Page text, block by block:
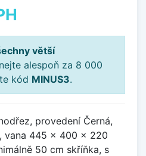
větší
alespoň za 8 000
kód MINUS3.
provedení Černá,
vana 445 x 400 x 220
50 cm skříňka, s